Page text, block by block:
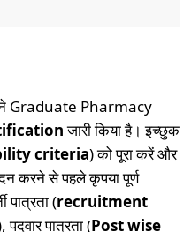
Graduate Pharmacy
जारी किया है। इच्छुक
criteria) को पूरा करें और
करने से पहले कृपया पूर्ण
पात्रता (recruitment
पदवार पात्रता (Post wise